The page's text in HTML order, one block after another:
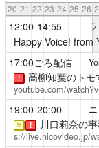
20 21 22 23 24 25 26
12:00-14:55
Happy Voice! from
17:00ごろ配信
！ 高柳知葉のト
youtube.com/
19:00-20:00
￥ ！ 川口莉奈の
s://live.nicovideo.jp/